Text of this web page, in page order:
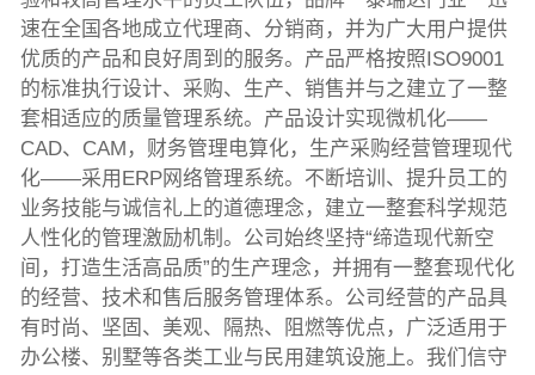
速在全国各地成立代理商、分销商，并为广大用户提供
优质的产品和良好周到的服务。产品严格按照ISO9001
的标准执行设计、采购、生产、销售并与之建立了一整
套相适应的质量管理系统。产品设计实现微机化——
CAD、CAM，财务管理电算化，生产采购经营管理现代
化——采用ERP网络管理系统。不断培训、提升员工的
业务技能与诚信礼上的道德理念，建立一整套科学规范
人性化的管理激励机制。公司始终坚持“缔造现代新空
间，打造生活高品质”的生产理念，并拥有一整套现代化
的经营、技术和售后服务管理体系。公司经营的产品具
有时尚、坚固、美观、隔热、阻燃等优点，广泛适用于
办公楼、别墅等各类工业与民用建筑设施上。我们信守